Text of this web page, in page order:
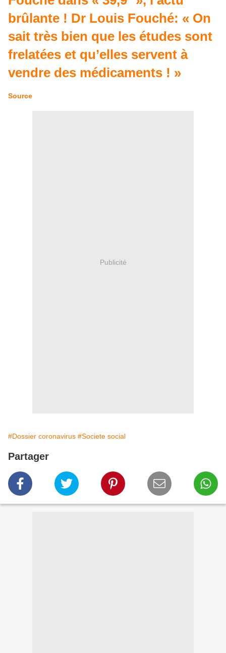
brûlante ! Dr Louis Fouché: « On
sait très bien que les études sont
frelatées et qu’elles servent à
vendre des médicaments ! »
Source
Publicité
#Dossier coronavirus #Societe social
Partager